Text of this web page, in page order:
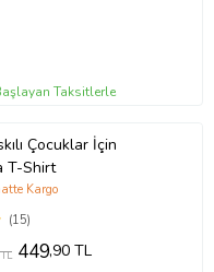
Taksitlerle
Çocuklar İçin
T-Shirt
(15)
Kargo
449,90 TL